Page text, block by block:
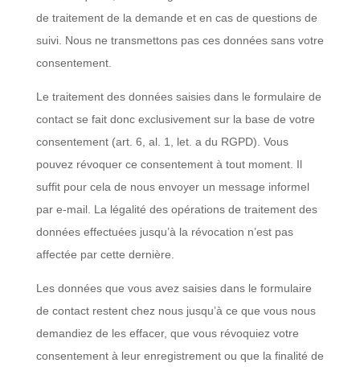
de traitement de la demande et en cas de questions de
suivi. Nous ne transmettons pas ces données sans votre
consentement.
Le traitement des données saisies dans le formulaire de
contact se fait donc exclusivement sur la base de votre
consentement (art. 6, al. 1, let. a du RGPD). Vous
pouvez révoquer ce consentement à tout moment. Il
suffit pour cela de nous envoyer un message informel
par e-mail. La légalité des opérations de traitement des
données effectuées jusqu’à la révocation n’est pas
affectée par cette dernière.
Les données que vous avez saisies dans le formulaire
de contact restent chez nous jusqu’à ce que vous nous
demandiez de les effacer, que vous révoquiez votre
consentement à leur enregistrement ou que la finalité de